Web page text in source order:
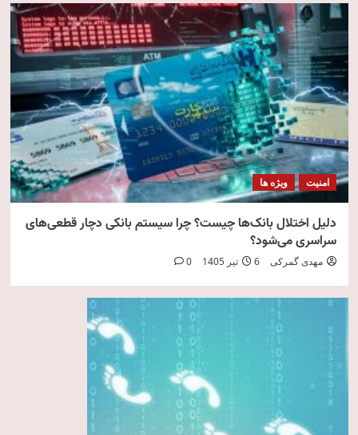
امنیت ویژه ها
دلیل اختلال بانک‌ها چیست؟ چرا سیستم بانکی دچار قطعی‌های
سراسری می‌شود؟
مهدی گمرکی 6 تیر 1405 0